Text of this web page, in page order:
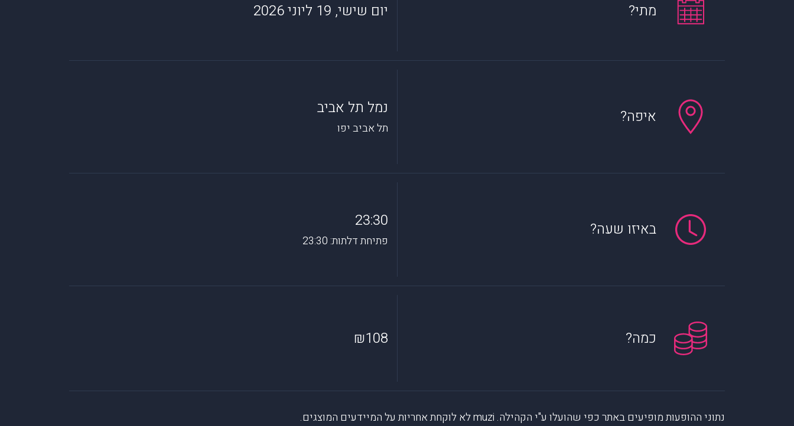
מתי? יום שישי, 19 ליוני 2026
איפה? נמל תל אביב
תל אביב יפו
באיזו שעה? 23:30
פתיחת דלתות: 23:30
כמה? ₪108
נתוני ההופעות מופיעים באתר כפי שהועלו ע"י הקהילה. muzi לא לוקחת אחריות על המיידעים המוצגים.